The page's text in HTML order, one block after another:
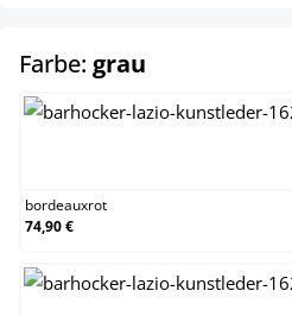
Farbe: grau
bordeauxrot
74,90 €